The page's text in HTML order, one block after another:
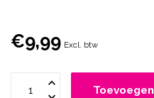
€9,99 Excl. btw